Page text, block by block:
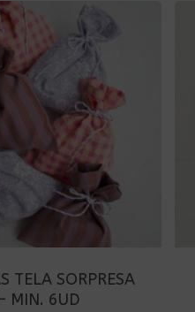
desde
45,00€
hasta
TELA SORPRESA
MIN. 6UD